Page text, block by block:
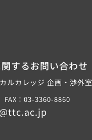
するお問い合わせ
ルカレッジ 企画・渉外室
FAX：03-3360-8860